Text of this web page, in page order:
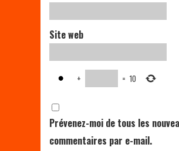
Site web
+ = 10
Prévenez-moi de tous les
commentaires par e-mail.